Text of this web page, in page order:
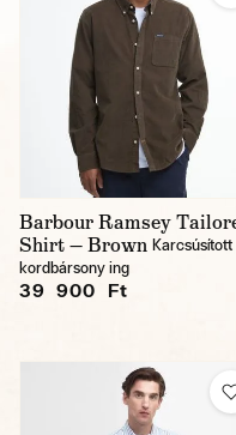
Barbour Ramsey
Shirt — Brown Karcsúsított
kordbársony ing
39 900 Ft